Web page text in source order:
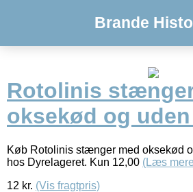
Brande
Rotolinis
oksekød og
Køb Rotolinis stænger med oksekød
hos Dyrelageret. Kun 12,00 (Læs
12 kr. (Vis fragtpris)